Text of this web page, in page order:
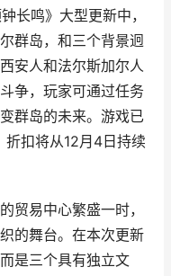
长鸣》大型更新中，
群岛，和三个背景迥
安人和法尔斯加尔人
争，玩家可通过任务
群岛的未来。游戏已
扣将从12月4日持续
贸易中心繁盛一时，
的舞台。在本次更新
是三个具有独立文